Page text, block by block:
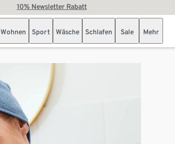
10% Newsletter Rabatt
Wohnen Sport Wäsche Schlafen Sale Mehr